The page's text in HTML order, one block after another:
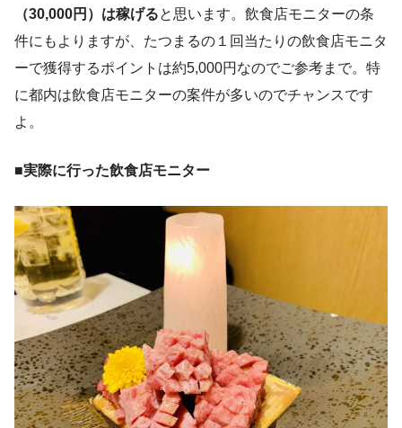
（30,000円）は稼げると思います。飲食店モニターの条
件にもよりますが、たつまるの１回当たりの飲食店モニタ
ーで獲得するポイントは約5,000円なのでご参考まで。特
に都内は飲食店モニターの案件が多いのでチャンスです
よ。
■実際に行った飲食店モニター